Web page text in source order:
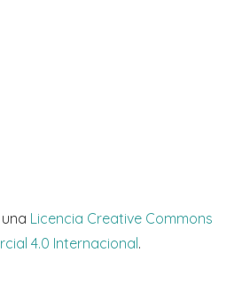
Licencia Creative Commons
4.0 Internacional.